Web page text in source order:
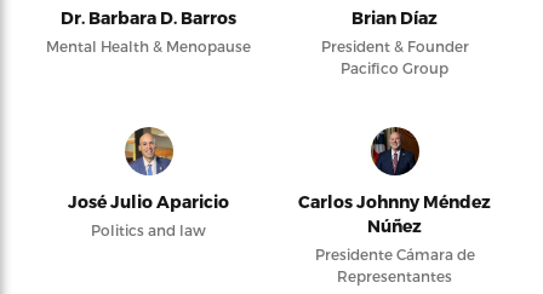
Dr. Barbara D. Barros
Mental Health & Menopause
Brian Díaz
President & Founder
Pacifico Group
José Julio Aparicio
Politics and law
Carlos Johnny Méndez
Núñez
Presidente Cámara de
Representantes